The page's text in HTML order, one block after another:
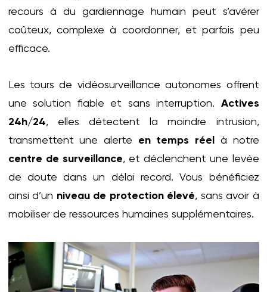
recours à du gardiennage humain peut s’avérer
coûteux, complexe à coordonner, et parfois peu
efficace.
Les tours de vidéosurveillance autonomes offrent
une solution fiable et sans interruption. Actives
24h/24, elles détectent la moindre intrusion,
transmettent une alerte en temps réel
à notre
centre de surveillance, et déclenchent une levée
de doute dans un délai record. Vous bénéficiez
ainsi d’un niveau de protection élevé, sans avoir à
mobiliser de ressources humaines supplémentaires.